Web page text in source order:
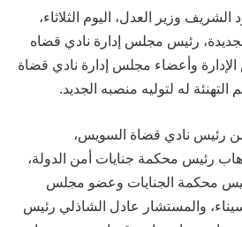
وزير العدل، اليوم الثلاثاء،
رئيس مجلس إدارة نادي قضاه
وأعضاء مجلس إدارة نادي قضاة
له لتوليه منصبه الجديد.
رئيس نادي قضاة السويس،
رئيس محكمة جنايات أمن الدولة،
محكمة الجنايات وعضو مجلس
والمستشار عادل الشاذلي رئيس